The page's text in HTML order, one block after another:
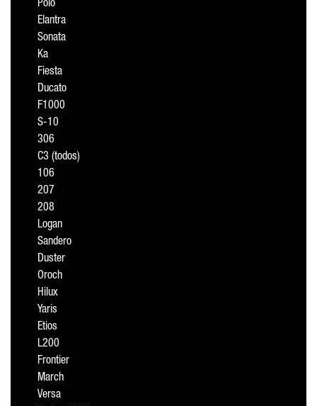
Polo
Elantra
Sonata
Ka
Fiesta
Ducato
F1000
S-10
306
C3 (todos)
106
207
208
Logan
Sandero
Duster
Oroch
Hilux
Yaris
Etios
L200
Frontier
March
Versa